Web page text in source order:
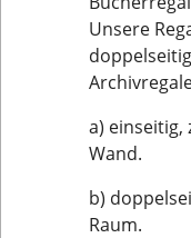
Unsere
a)
Wand.
b)
Raum.